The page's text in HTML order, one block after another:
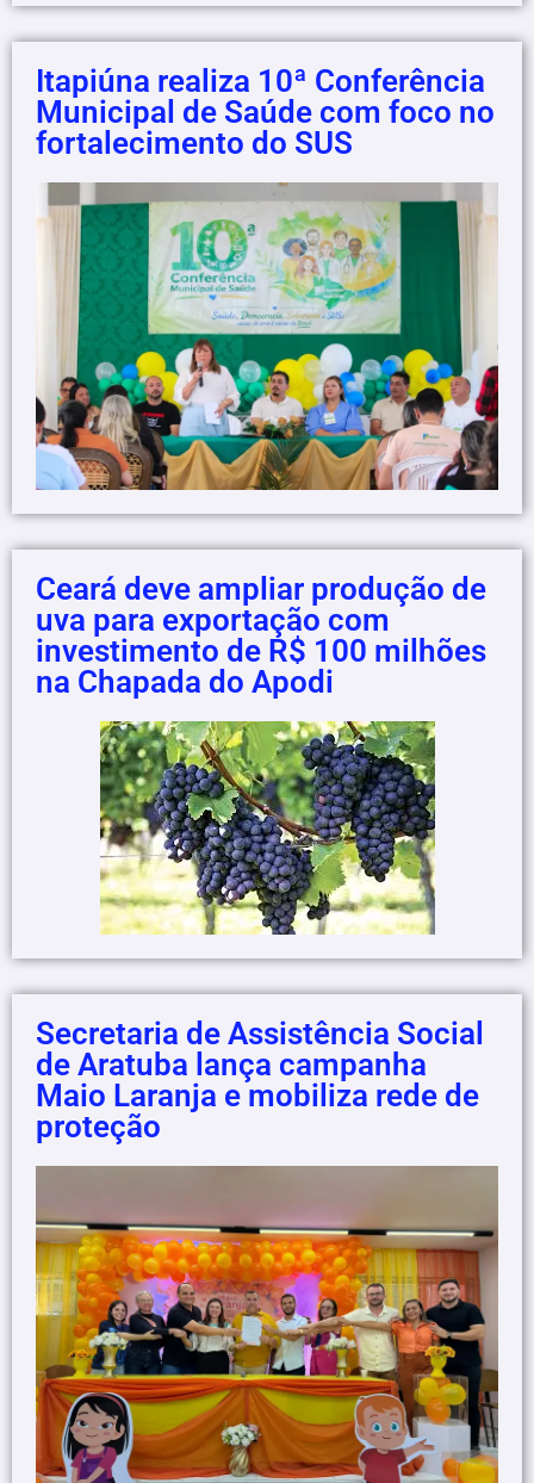
Itapiúna realiza 10ª Conferência
Municipal de Saúde com foco no
fortalecimento do SUS
Ceará deve ampliar produção de
uva para exportação com
investimento de R$ 100 milhões
na Chapada do Apodi
Secretaria de Assistência Social
de Aratuba lança campanha
Maio Laranja e mobiliza rede de
proteção